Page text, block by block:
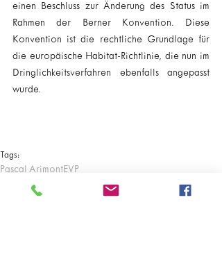
einen Beschluss zur Änderung des Status im
Rahmen der Berner Konvention. Diese
Konvention ist die rechtliche Grundlage für
die europäische Habitat-Richtlinie, die nun im
Dringlichkeitsverfahren ebenfalls angepasst
wurde.
Tags:
Pascal ArimontEVP